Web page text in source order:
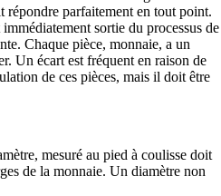
répondre parfaitement en tout point.
sortie du processus de
Chaque pièce, monnaie, a un
Un écart est fréquent en raison de
de ces pièces, mais il doit être
mesuré au pied à coulisse doit
de la monnaie. Un diamètre non